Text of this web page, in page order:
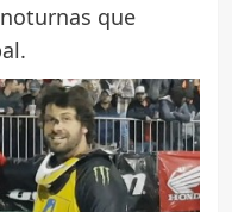
que